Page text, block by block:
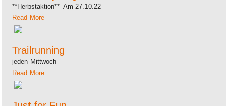
**Herbstaktion** Am 27.10.22
Read More
Trailrunning
jeden Mittwoch
Read More